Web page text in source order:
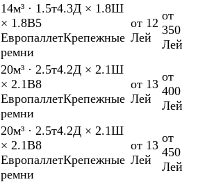
14м³ · 1.5т4.3Д × 1.8Ш
× 1.8В5
ЕвропаллетКрепежные
ремни
от 12
Лей
от
350
Лей
20м³ · 2.5т4.2Д × 2.1Ш
× 2.1В8
ЕвропаллетКрепежные
ремни
от 13
Лей
от
400
Лей
20м³ · 2.5т4.2Д × 2.1Ш
× 2.1В8
ЕвропаллетКрепежные
ремни
от 13
Лей
от
450
Лей